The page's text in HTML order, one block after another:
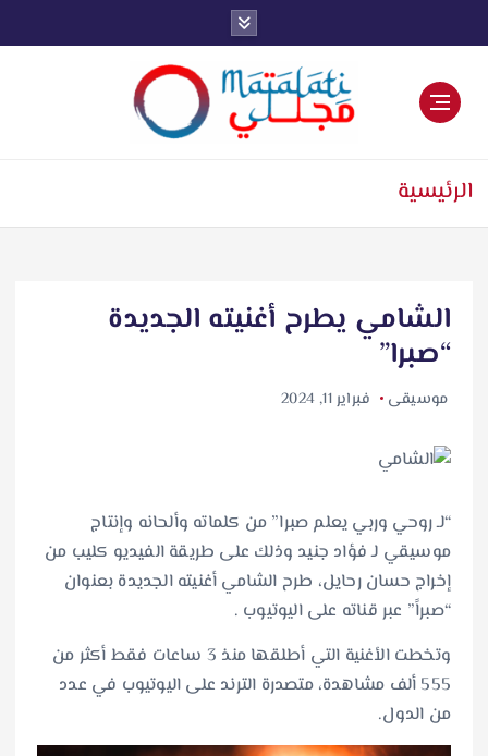
ل
الرئيسية
الشامي يطرح أغنيته الجديدة
“صبرا”
موسيقى فبراير 11, 2024
“لـ روحي وربي يعلم صبرا” من كلماته وألحانه وإنتاج
موسيقي لـ فؤاد جنيد وذلك على طريقة الفيديو كليب من
إخراج حسان رحايل، طرح الشامي أغنيته الجديدة بعنوان
“صبراً” عبر قناته على اليوتيوب .
وتخطت الأغنية التي أطلقها منذ 3 ساعات فقط أكثر من
555 ألف مشاهدة، متصدرة الترند على اليوتيوب في عدد
من الدول.